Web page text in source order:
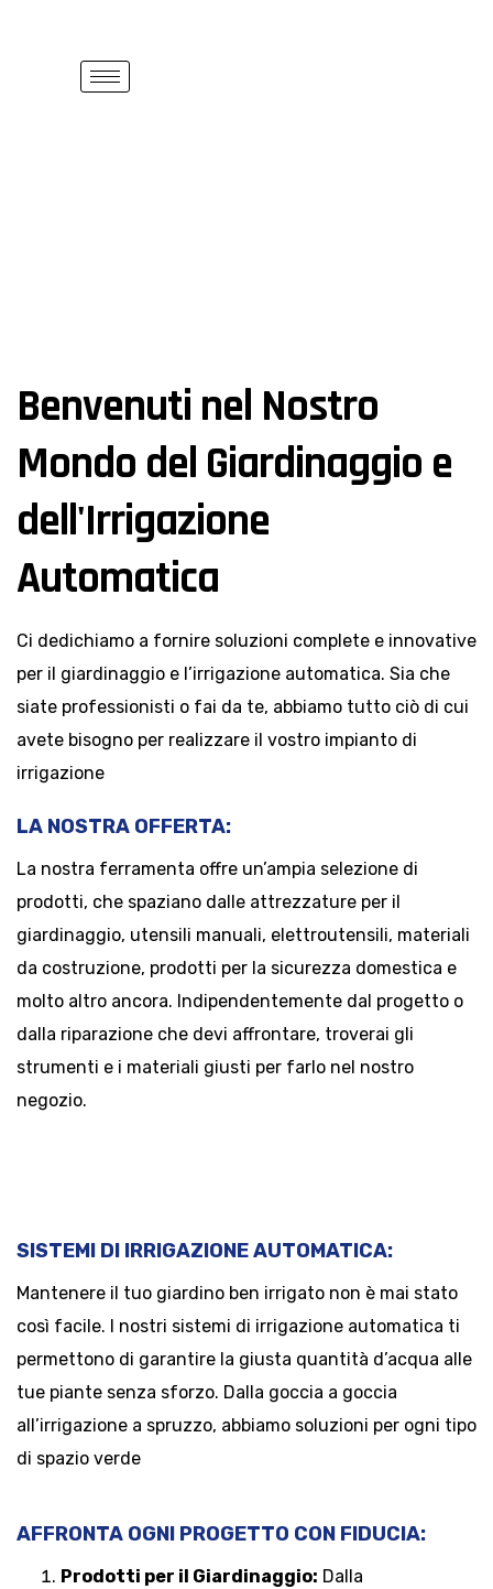
Benvenuti nel Nostro
Mondo del Giardinaggio e
dell'Irrigazione
Automatica
Ci dedichiamo a fornire soluzioni complete e innovative
per il giardinaggio e l’irrigazione automatica. Sia che
siate professionisti o fai da te, abbiamo tutto ciò di cui
avete bisogno per realizzare il vostro impianto di
irrigazione
LA NOSTRA OFFERTA:
La nostra ferramenta offre un’ampia selezione di
prodotti, che spaziano dalle attrezzature per il
giardinaggio, utensili manuali, elettroutensili, materiali
da costruzione, prodotti per la sicurezza domestica e
molto altro ancora. Indipendentemente dal progetto o
dalla riparazione che devi affrontare, troverai gli
strumenti e i materiali giusti per farlo nel nostro
negozio.
SISTEMI DI IRRIGAZIONE AUTOMATICA:
Mantenere il tuo giardino ben irrigato non è mai stato
così facile. I nostri sistemi di irrigazione automatica ti
permettono di garantire la giusta quantità d’acqua alle
tue piante senza sforzo. Dalla goccia a goccia
all’irrigazione a spruzzo, abbiamo soluzioni per ogni tipo
di spazio verde
AFFRONTA OGNI PROGETTO CON FIDUCIA:
Prodotti per il Giardinaggio: Dalla